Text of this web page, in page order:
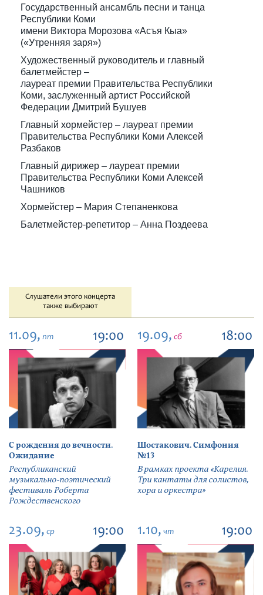
Государственный ансамбль песни и танца
Республики Коми
имени Виктора Морозова «Асъя Кыа»
(«Утренняя заря»)
Художественный руководитель и главный
балетмейстер –
лауреат премии Правительства Республики
Коми, заслуженный артист Российской
Федерации Дмитрий Бушуев
Главный хормейстер – лауреат премии
Правительства Республики Коми Алексей
Разбаков
Главный дирижер – лауреат премии
Правительства Республики Коми Алексей
Чашников
Хормейстер – Мария Степаненкова
Балетмейстер-репетитор – Анна Поздеева
Слушатели этого концерта
также выбирают
11.09, пт 19:00
С рождения до вечности.
Ожидание
Республиканский
музыкально-поэтический
фестиваль Роберта
Рождественского
19.09, сб 18:00
Шостакович. Симфония
№13
В рамках проекта «Карелия.
Три кантаты для солистов,
хора и оркестра»
23.09, ср 19:00 1.10, чт 19:00